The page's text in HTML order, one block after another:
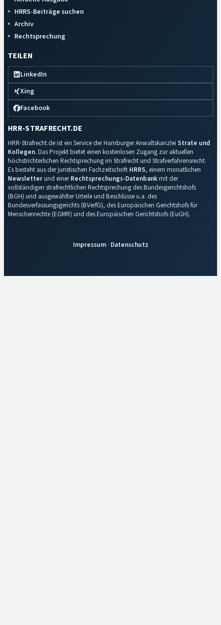
HRRS-Beiträge suchen
Archiv
Rechtsprechung
TEILEN
LinkedIn
Xing
Facebook
HRR-STRAFRECHT.DE
HRR-Strafrecht.de ist ein Service der Hamburger Anwaltskanzlei Strate und
Kollegen. Das Projekt bietet einen kostenlosen Zugang zur aktuellen
höchstrichterlichen Rechtsprechung im Strafrecht und Strafverfahrensrecht.
Es besteht aus der juristischen Fachzeitschrift HRRS, einem monatlichen
Newsletterund einerRechtsprechungs-Datenbankmit der
vollständigen strafrechtlichen Rechtsprechung des Bundesgerichtshofs
(BGH) und ausgewählter Urteile und Beschlüsse u.a. des
Bundesverfassungsgerichts (BVerfG), des Europäischen Gerichtshofs für
Menschenrechte (EGMR) und des Europäischen Gerichtshofs (EuGH).
Impressum· Datenschutz